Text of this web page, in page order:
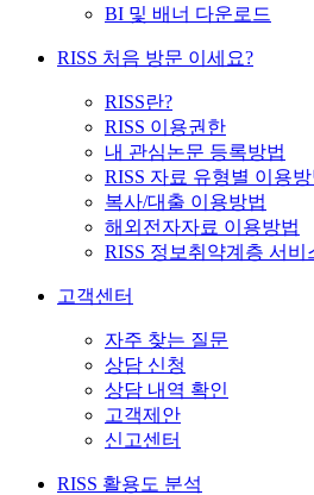
BI 및 배너 다운로드
RISS 처음 방문 이세요?
RISS란?
RISS 이용권한
내 관심논문 등록방법
RISS 자료 유형별 이용방
복사/대출 이용방법
해외전자자료 이용방법
RISS 정보취약계층 서비
고객센터
자주 찾는 질문
상담 신청
상담 내역 확인
고객제안
신고센터
RISS 활용도 분석